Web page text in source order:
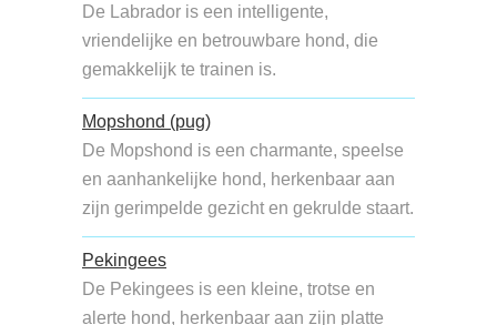
De Labrador is een intelligente,
vriendelijke en betrouwbare hond, die
gemakkelijk te trainen is.
Mopshond (pug)
De Mopshond is een charmante, speelse
en aanhankelijke hond, herkenbaar aan
zijn gerimpelde gezicht en gekrulde staart.
Pekingees
De Pekingees is een kleine, trotse en
alerte hond, herkenbaar aan zijn platte